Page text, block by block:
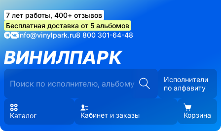
7 лет работы, 400+ отзывов
Бесплатная доставка от 5 альбомов
info@vinylpark.ru8 800 301-64-48
ВИНИЛПАРК
Исполнители
по алфавиту
Каталог Кабинет и заказы Корзина